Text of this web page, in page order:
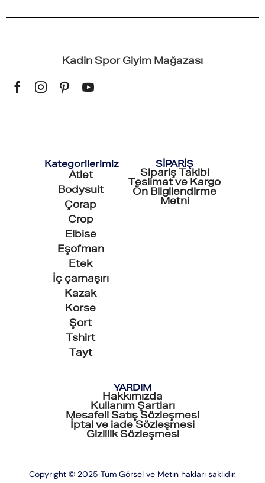
Kadin Spor Giyim Mağazası
Kategorilerimiz
Atlet
Bodysuit
Çorap
Crop
Elbise
Eşofman
Etek
İç çamaşırı
Kazak
Korse
Şort
Tshirt
Tayt
SİPARİŞ
Sipariş Takibi
Teslimat ve Kargo
Ön Bilgilendirme
Metni
YARDIM
Hakkımızda
Kullanım Şartları
Mesafeli Satış Sözleşmesi
İptal ve iade Sözleşmesi
Gizlilik Sözleşmesi
Copyright © 2025 Tüm Görsel ve Metin hakları saklıdır.